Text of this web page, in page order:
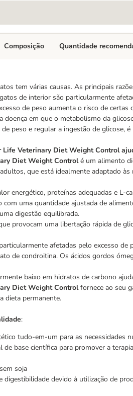
tem várias causas. As principais
de interior são particularmente
de peso aumenta o risco de
doença em que o metabolismo da
peso e regular a ingestão de glicose,
Life Veterinary Diet Weight Control
Diet Weight Controlé um alimento
que está idealmente adaptado
energético, proteínas adequadas e L-
com uma quantidade ajustada de
digestão equilibrada.
provocam uma libertação rápida de
afetadas pelo excesso
de condroitina. Os ácidos gordos
baixo em hidratos de carbono
Diet Weight Controlfornece ao seu
dieta permanente.
:
tudo-em-um para as necessidades
de base científica para promover a
soja
digestibilidade devido à utilização de
Composição Quantidade